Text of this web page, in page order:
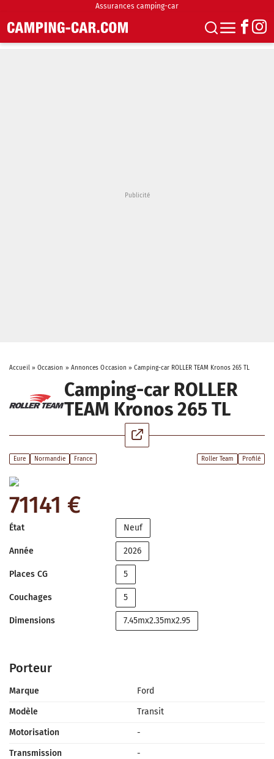
Assurances camping-car
Accueil» Occasion » Annonces Occasion »Camping-car ROLLER TEAM Kronos 265 TL
Camping-car ROLLER
TEAM Kronos 265 TL
Eure Normandie France Roller Team Profilé
71141 €
État Neuf
Année 2026
Places CG 5
Couchages 5
Dimensions 7.45mx2.35mx2.95
Porteur
Marque
Ford
Modèle
Transit
Motorisation
-
Transmission
-